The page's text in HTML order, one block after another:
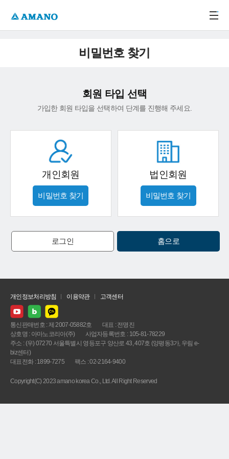
비밀번호 찾기
회원 타입 선택
가입한 회원 타입을 선택하여 단계를 진행해 주세요.
개인회원
비밀번호 찾기
법인회원
비밀번호 찾기
로그인 홈으로
개인정보처리방침 이용약관 고객센터
통신판매번호 : 제 2007-05882호
대표 : 전명진
상호명 : 아마노코리아(주)
사업자등록번호 : 105-81-78229
주소 : (우) 07270 서울특별시 영등포구 양산로 43, 407호 (양평동3가, 우림 e-
biz센터)
대표전화 : 1899-7275
팩스 : 02-2164-9400
Copyright(C) 2023 amano korea Co., Ltd. All Right Reserved